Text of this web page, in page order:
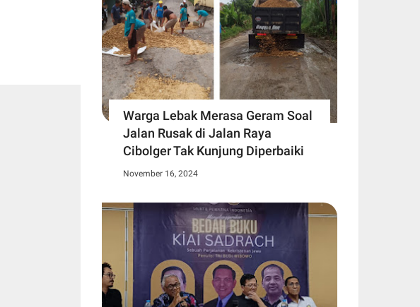
Warga Lebak Merasa Geram Soal
Jalan Rusak di Jalan Raya
Cibolger Tak Kunjung Diperbaiki
November 16, 2024